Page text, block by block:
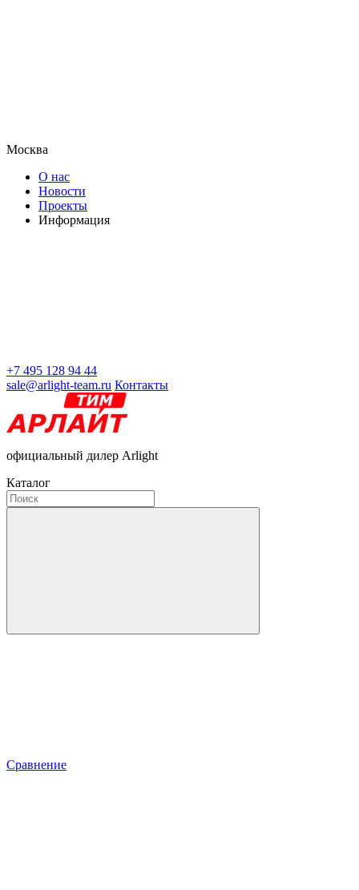
Москва
О нас
Новости
Проекты
Информация
+7 495 128 94 44
sale@arlight-team.ru Контакты
официальный дилер Arlight
Каталог
Сравнение